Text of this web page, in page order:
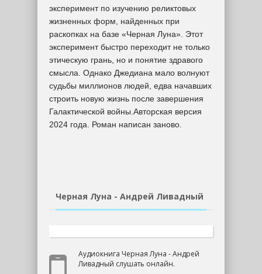
эксперимент по изучению реликтовых
жизненных форм, найденных при
раскопках на базе «Черная Луна». Этот
эксперимент быстро переходит не только
этическую грань, но и понятие здравого
смысла. Однако Джедиана мало волнуют
судьбы миллионов людей, едва начавших
строить новую жизнь после завершения
Галактической войны.Авторская версия
2024 года. Роман написан заново.
Черная Луна - Андрей Ливадный
Аудиокнига Черная Луна - Андрей
Ливадный слушать онлайн.